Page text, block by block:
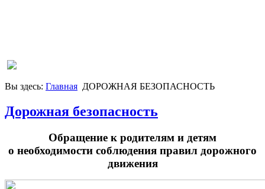
Вы здесь: Главная ДОРОЖНАЯ БЕЗОПАСНОСТЬ
Дорожная безопасность
Обращение к родителям и детям
о необходимости соблюдения правил дорожного
движения